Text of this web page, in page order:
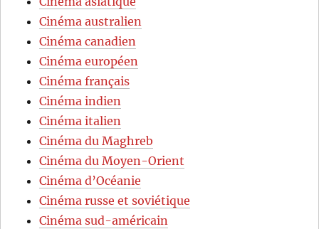
Cinéma australien
Cinéma canadien
Cinéma européen
Cinéma français
Cinéma indien
Cinéma italien
Cinéma du Maghreb
Cinéma du Moyen-Orient
Cinéma d’Océanie
Cinéma russe et soviétique
Cinéma sud-américain